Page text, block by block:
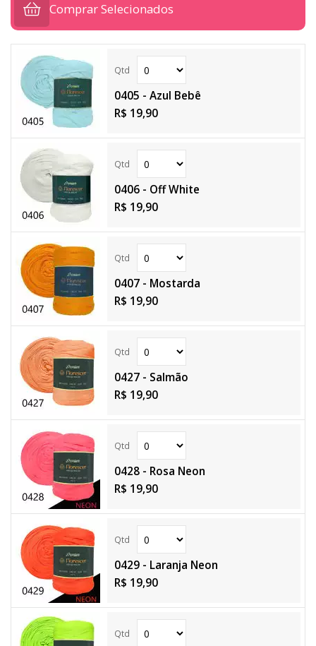
Comprar Selecionados
0405 - Azul Bebê
R$ 19,90
0406 - Off White
R$ 19,90
0407 - Mostarda
R$ 19,90
0427 - Salmão
R$ 19,90
0428 - Rosa Neon
R$ 19,90
0429 - Laranja Neon
R$ 19,90